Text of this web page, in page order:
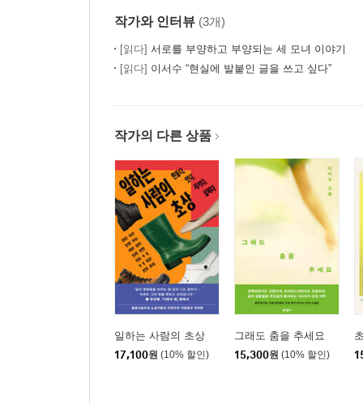
작가와 인터뷰 (3개)
[읽다] 서로를 부양하고 부양되는 세 모녀 이야기
[읽다] 이서수 “현실에 발붙인 글을 쓰고 싶다”
작가의 다른 상품
일하는 사람의 초상
17,100원 (10% 할인)
그래도 춤을 추세요
15,300원 (10% 할인)